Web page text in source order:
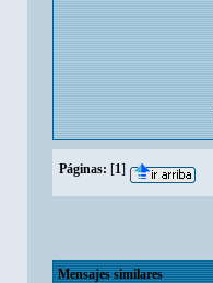
Páginas: [1]
Mensajes similares